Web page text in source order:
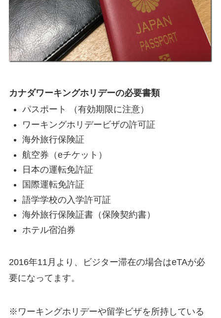
カナダワーキングホリデーの必要書類
パスポート （有効期限に注意）
ワーキングホリデービザの許可証
海外旅行保険証
航空券（eチケット）
日本の運転免許証
国際運転免許証
語学学校の入学許可証
海外旅行保険証書（保険契約書）
ホテル宿泊券
2016年11月より、ビジター滞在の場合はeTAが必
要になってます。
※ワーキングホリデーや留学ビザを所持している